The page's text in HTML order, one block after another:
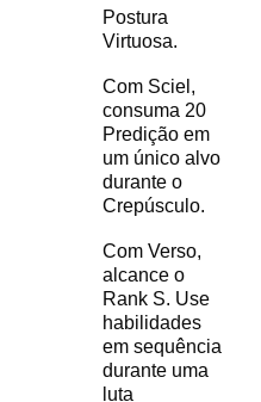
Postura
Virtuosa.
Com Sciel,
consuma 20
Predição em
um único alvo
durante o
Crepúsculo.
Com Verso,
alcance o
Rank S. Use
habilidades
em sequência
durante uma
luta